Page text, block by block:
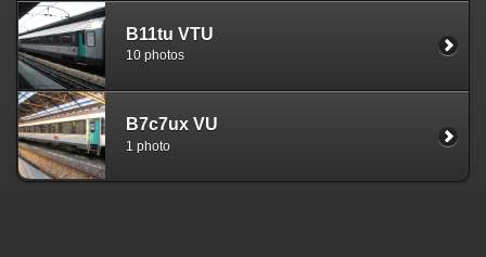
B11tu VTU
10 photos
B7c7ux VU
1 photo